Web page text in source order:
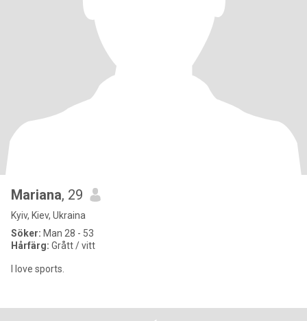
Mariana, 29
Kyiv, Kiev, Ukraina
Söker: Man 28 - 53
Hårfärg: Grått / vitt
I love sports.